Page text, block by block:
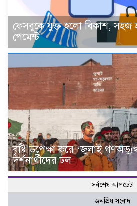
ফেসবুকে যুক্ত হলো বিকাশ, সহজ
পেমেন্ট
বৃষ্টি উপেক্ষা করে ‘জুলাই
দর্শনার্থীদের ঢল
সর্বশেষ আপডেট
জনপ্রিয় সংবাদ